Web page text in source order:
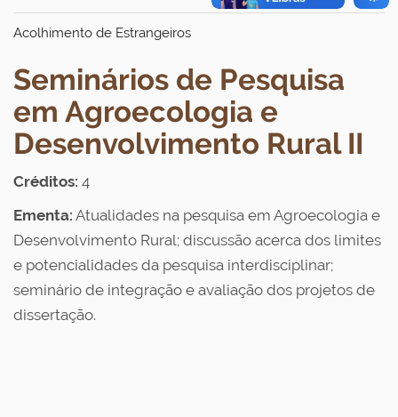
Acolhimento de Estrangeiros
Seminários de Pesquisa
em Agroecologia e
Desenvolvimento Rural II
Créditos: 4
Ementa: Atualidades na pesquisa em Agroecologia e
Desenvolvimento Rural; discussão acerca dos limites
e potencialidades da pesquisa interdisciplinar;
seminário de integração e avaliação dos projetos de
dissertação.